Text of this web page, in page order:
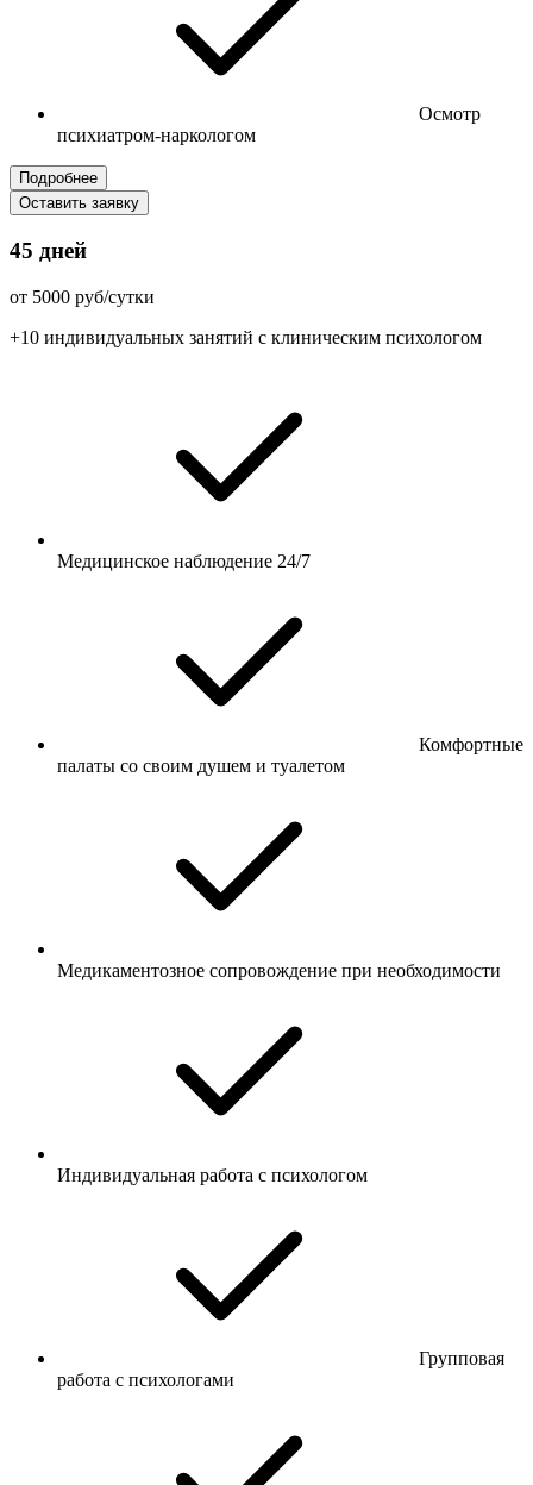
Осмотр
психиатром-наркологом
Подробнее
Оставить заявку
45 дней
от 5000 руб/сутки
+10 индивидуальных занятий с клиническим психологом
Медицинское наблюдение 24/7
Комфортные
палаты со своим душем и туалетом
Медикаментозное сопровождение при необходимости
Индивидуальная работа с психологом
Групповая
работа с психологами